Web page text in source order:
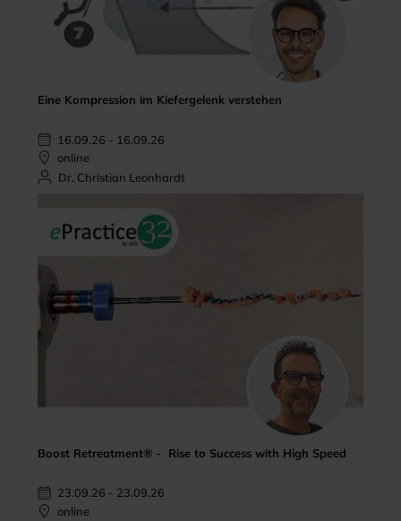
Eine Kompression im Kiefergelenk verstehen
16.09.26 - 16.09.26
online
Dr. Christian Leonhardt
Boost Retreatment® - Rise to Success with High Speed
23.09.26 - 23.09.26
online